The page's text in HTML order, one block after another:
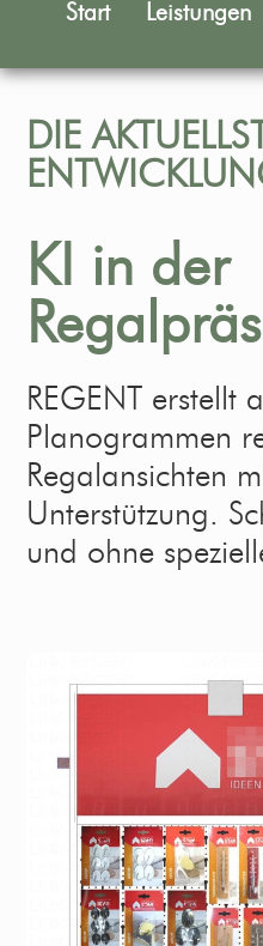
Start Leistungen
DIE
KI in der
REGENT erstellt
Planogrammen
Regalansichten
Unterstützung.
und ohne